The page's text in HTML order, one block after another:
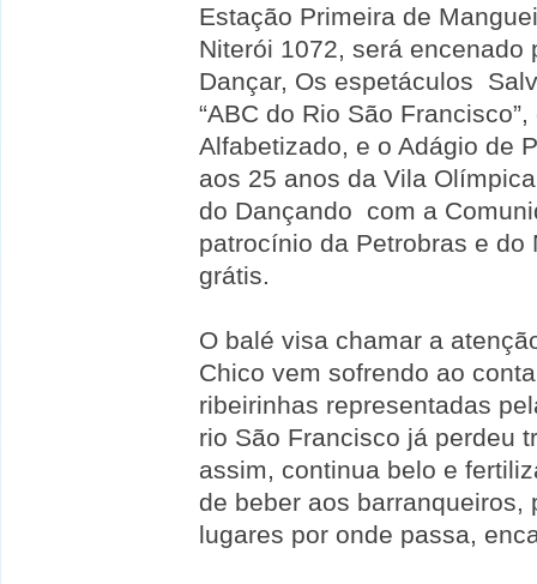
Estação Primeira de
Niterói 1072, será
Dançar, Os espetáculos
“ABC do Rio São Francisco”,
Alfabetizado, e o Adágio de
aos 25 anos da Vila
do Dançando com a
patrocínio da Petrobras e do
grátis.
O balé visa chamar a
Chico vem sofrendo ao
ribeirinhas representadas
rio São Francisco já perdeu
assim, continua belo e
de beber aos
lugares por onde passa,